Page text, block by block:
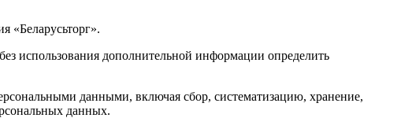
«Беларусьторг».
использования дополнительной информации определить
данными, включая сбор, систематизацию, хранение,
данных.